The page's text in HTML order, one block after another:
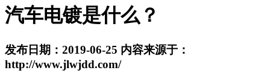
汽车电镀是什么？
发布日期：2019-06-25 内容来源于：
http://www.jlwjdd.com/